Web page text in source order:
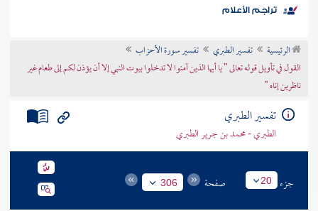
موضوعي
تراجم الأعلام
الرئيسية تفسير الطبري
تفسير سورة الأحزاب
القول في تأويل قوله تعالى " يا أيها الذين آمنوا لا تدخلوا بيوت النبي إلا أن يؤذن لكم إلى طعام غير
ناظرين إناه "
تفسير الطبري
الطبري - محمد بن جرير الطبري
جزء 20 صفحة 306